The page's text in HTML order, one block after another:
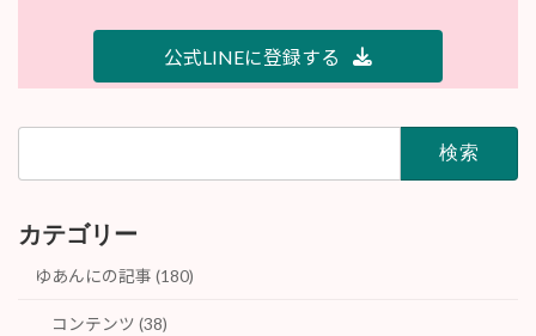
公式LINEに登録する
カテゴリー
ゆあんにの記事 (180)
コンテンツ (38)